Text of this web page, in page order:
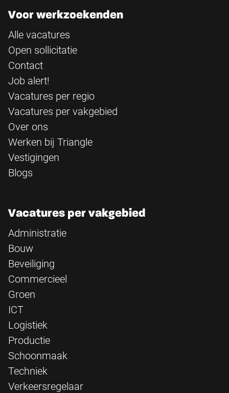
Voor werkzoekenden
Alle vacatures
Open sollicitatie
Contact
Job alert!
Vacatures per regio
Vacatures per vakgebied
Over ons
Werken bij Triangle
Vestigingen
Blogs
Vacatures per vakgebied
Administratie
Bouw
Beveiliging
Commercieel
Groen
ICT
Logistiek
Productie
Schoonmaak
Techniek
Verkeersregelaar